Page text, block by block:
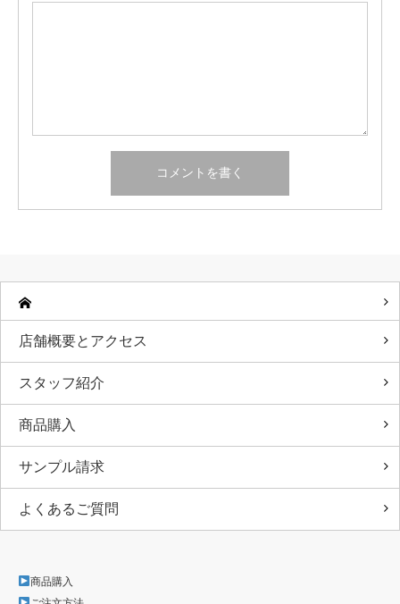
店舗概要とアクセス
スタッフ紹介
商品購入
サンプル請求
よくあるご質問
商品購入